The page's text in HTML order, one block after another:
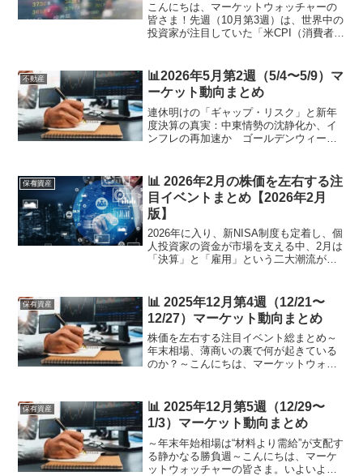
こんにちは、マーケットウォッチャーの
皆さま！先週（10月第3週）は、世界中の
投資家が注目していた「米CPI（消費者物
トが集中した週でした。さらに日本で
は、政府の追加経済...
不動産
📊2026年5月第2週（5/4〜5/9）マ
ーケット動向まとめ
連休明けの「ギャップ・リスク」と新年
度決算の真実：中東情勢の沈静化か、イ
ンフレの再加速か ゴールデンウィーク
待ち構える「咆哮するマーケット」に向
けられているはずです。...
保有資産
📊 2026年2月の株価を左右する注
目イベントまとめ【2026年2月
版】
2026年に入り、新NISA制度も定着し、個
人投資家の資金が市場を支える中、2月は
「決算」と「雇用」という二大潮流がマ
ア決算」に至るまでのシナリオを事前に
把握しておく...
保有資産
📊 2025年12月第4週（12/21〜
12/27）マーケット動向まとめ
株価を左右する注目イベント総まとめ～
年末相場、薄商いの裏で何が起きている
のか？～こんにちは、マーケットウォッ
クリスマス休暇と年末を控えた「超・特
殊...
保有資産
📊 2025年12月第5週（12/29〜
1/3）マーケット動向まとめ
～年末年始相場は“材料より需給”が支配す
る静かなる勝負週～こんにちは、マーケ
ットウォッチャーの皆さま。いよいよ迎